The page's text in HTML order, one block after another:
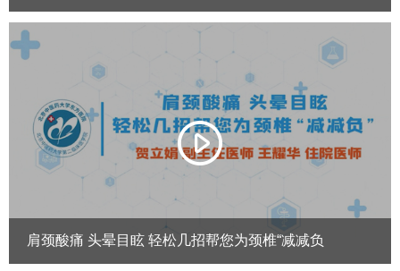
肩颈酸痛 头晕目眩 轻松几招帮您为颈椎“减减负